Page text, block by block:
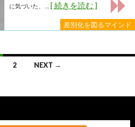
差別化を図るマインド
に気づいた、 ... [ 続きを読む ]
2 NEXT →